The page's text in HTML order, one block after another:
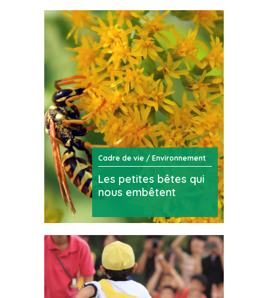
Cadre de vie / Environnement
Les petites bêtes qui
nous embêtent